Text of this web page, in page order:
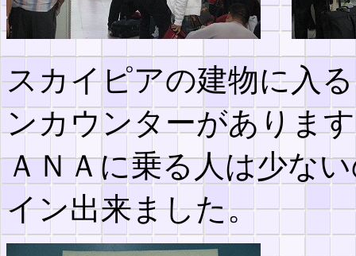
スカイピアの建物に入
ンカウンターがありま
ＡＮＡに乗る人は少な
イン出来ました。